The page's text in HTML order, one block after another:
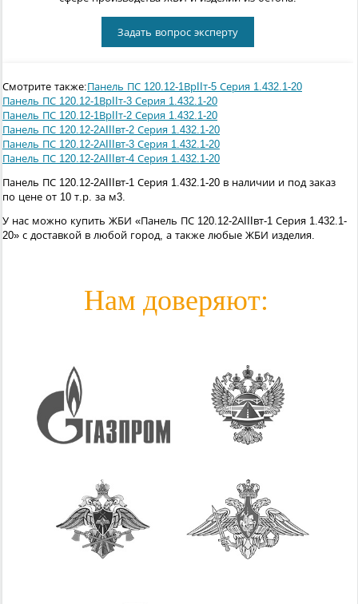
Задать вопрос эксперту
Смотрите также:Панель ПС 120.12-1ВрIIт-5 Серия 1.432.1-20
Панель ПС 120.12-1ВрIIт-3 Серия 1.432.1-20
Панель ПС 120.12-1ВрIIт-2 Серия 1.432.1-20
Панель ПС 120.12-2АIIIвт-2 Серия 1.432.1-20
Панель ПС 120.12-2АIIIвт-3 Серия 1.432.1-20
Панель ПС 120.12-2АIIIвт-4 Серия 1.432.1-20
Панель ПС 120.12-2АIIIвт-1 Серия 1.432.1-20 в наличии и под заказ
по цене от 10 т.р. за м3.
У нас можно купить ЖБИ «Панель ПС 120.12-2АIIIвт-1 Серия 1.432.1-
20» с доставкой в любой город, а также любые ЖБИ изделия.
Нам доверяют: